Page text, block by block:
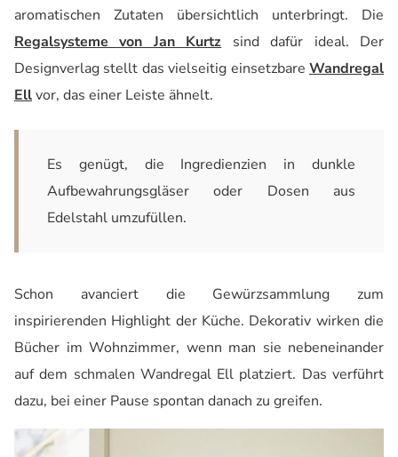
aromatischen Zutaten übersichtlich unterbringt. Die
Regalsysteme von Jan Kurtz sind dafür ideal. Der
Designverlag stellt das vielseitig einsetzbare Wandregal
Ellvor, das einer Leiste ähnelt.
Es genügt, die Ingredienzien in dunkle
Aufbewahrungsgläser oder Dosen aus
Edelstahl umzufüllen.
Schon avanciert die Gewürzsammlung zum
inspirierenden Highlight der Küche. Dekorativ wirken die
Bücher im Wohnzimmer, wenn man sie nebeneinander
auf dem schmalen Wandregal Ell platziert. Das verführt
dazu, bei einer Pause spontan danach zu greifen.